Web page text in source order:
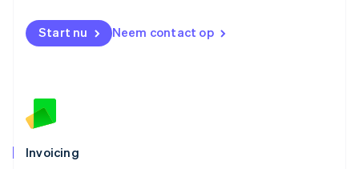
Start nu Neem contact op
Invoicing
English
Noorwegen
Polen
English
Português